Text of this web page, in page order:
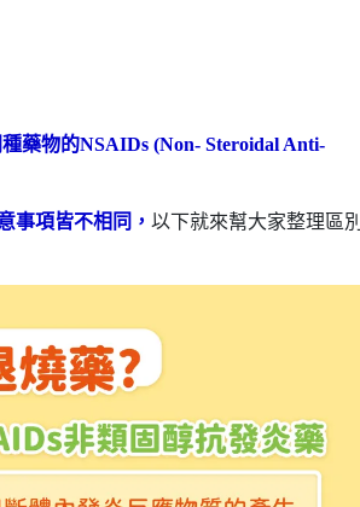
藥物的NSAIDs (Non- Steroidal Anti-
事項皆不相同， 以下就來幫大家整理區